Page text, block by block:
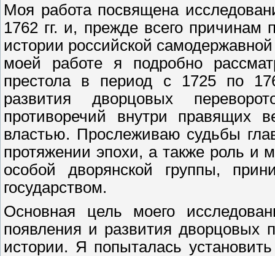
Моя работа посвящена
1762 гг. и, прежде всего
истории российской
моей работе я подробно
престола в период с 1725 по
развития дворцовых
противоречий внутри правящих
властью. Прослеживаю судьбы
протяжении эпохи, а также роль и
особой дворянской группы,
государством.
Основная цель моего
появления и развития дворцовых
истории. Я попыталась